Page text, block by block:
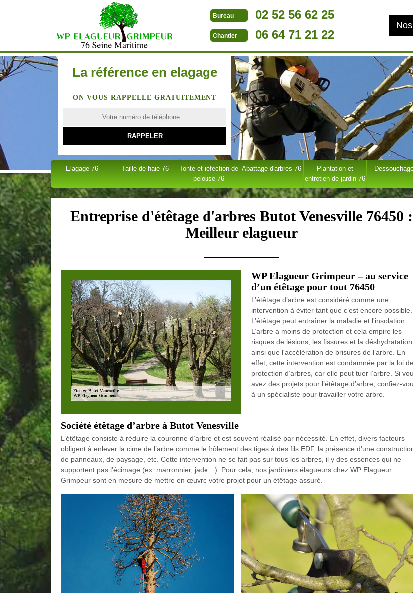
Bureau 02 52 56 62 25
Chantier 06 64 71 21 22
La référence en elagage
ON VOUS RAPPELLE GRATUITEMENT
Elagage 76 Taille de haie 76
Tonte et réfection de
pelouse 76
Abattage d'arbres 76
Plantation et
entretien de jardin 76
Entreprise d'étêtage d'arbres Butot Venesville 76450 :
Meilleur elagueur
WP Elagueur Grimpeur – au service
d’un étêtage pour tout 76450
L’étêtage d’arbre est considéré comme une
intervention à éviter tant que c’est encore possible.
L’étêtage peut entraîner la maladie et l'insolation.
L’arbre a moins de protection et cela empire les
risques de lésions, les fissures et la déshydratation,
ainsi que l'accélération de brisures de l’arbre. En
effet, cette intervention est condamnée par la loi de
protection d’arbres, car elle peut tuer l’arbre. Si
avez des projets pour l’étêtage d’arbre, confiez-
à un spécialiste pour travailler votre arbre.
Société étêtage d’arbre à Butot Venesville
L’étêtage consiste à réduire la couronne d’arbre et est souvent réalisé par nécessité. En effet, divers facteurs
obligent à enlever la cime de l’arbre comme le frôlement des tiges à des fils EDF, la présence d’une
de panneaux, de paysage, etc. Cette intervention ne se fait pas sur tous les arbres, il y des essences qui ne
supportent pas l'écimage (ex. marronnier, jade…). Pour cela, nos jardiniers élagueurs chez WP Elagueur
Grimpeur sont en mesure de mettre en œuvre votre projet pour un étêtage assuré.